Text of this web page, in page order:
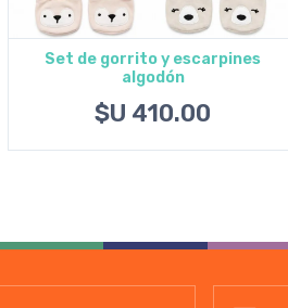
Agregar al carrito
Set de gorrito y escarpines
algodón
$U 410.00